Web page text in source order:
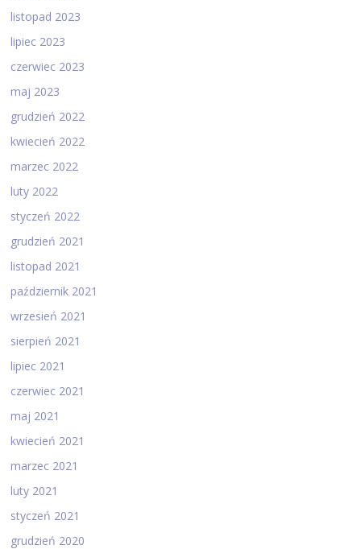
listopad 2023
lipiec 2023
czerwiec 2023
maj 2023
grudzień 2022
kwiecień 2022
marzec 2022
luty 2022
styczeń 2022
grudzień 2021
listopad 2021
październik 2021
wrzesień 2021
sierpień 2021
lipiec 2021
czerwiec 2021
maj 2021
kwiecień 2021
marzec 2021
luty 2021
styczeń 2021
grudzień 2020